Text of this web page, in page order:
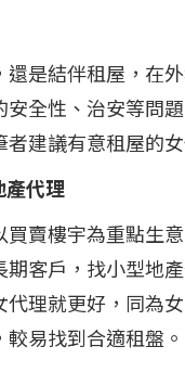
是結伴租屋，在
全性、治安等問
建議有意租屋的
代理
賣樓宇為重點生
客戶，找小型地
理就更好，同為
易找到合適租盤。